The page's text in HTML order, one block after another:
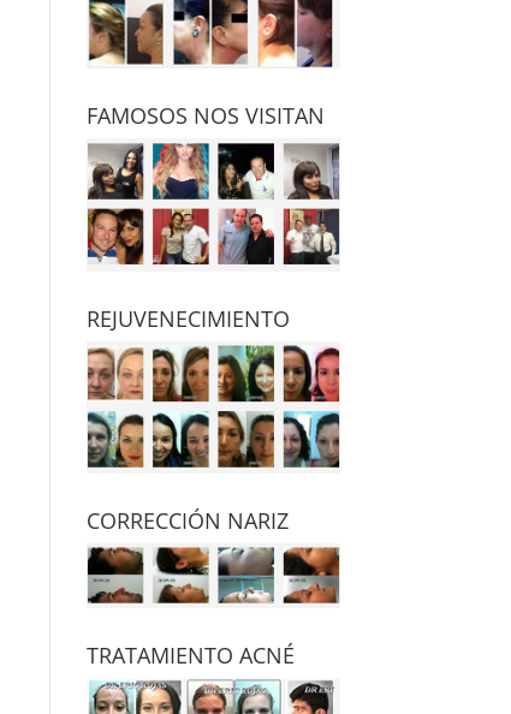
FAMOSOS NOS VISITAN
REJUVENECIMIENTO
CORRECCIÓN NARIZ
TRATAMIENTO ACNÉ